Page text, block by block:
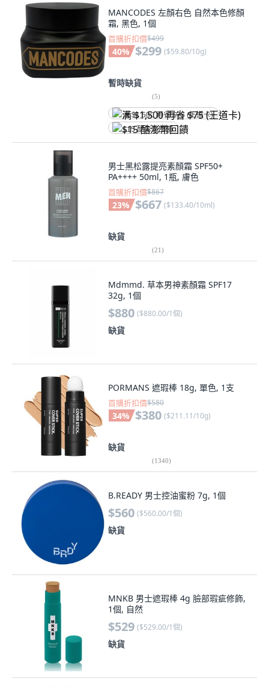
MANCODES 左顏右色 自然本色修顏
霜, 黑色, 1個
首購折扣價$499
40% $299 ($59.80/10g)
暫時缺貨
(5)
满 $1,500 再省 $75 (王道卡)
$15 酷澎幣回饋
男士黑松露提亮素顏霜 SPF50+
PA++++ 50ml, 1瓶, 膚色
首購折扣價$867
23% $667 ($133.40/10ml)
缺貨
(21)
Mdmmd. 草本男神素顏霜 SPF17
32g, 1個
$880 ($880.00/1個)
缺貨
PORMANS 遮瑕棒 18g, 單色, 1支
首購折扣價$580
34% $380 ($211.11/10g)
缺貨
(1340)
B.READY 男士控油蜜粉 7g, 1個
$560 ($560.00/1個)
缺貨
MNKB 男士遮瑕棒 4g 臉部瑕疵修飾,
1個, 自然
$529 ($529.00/1個)
缺貨